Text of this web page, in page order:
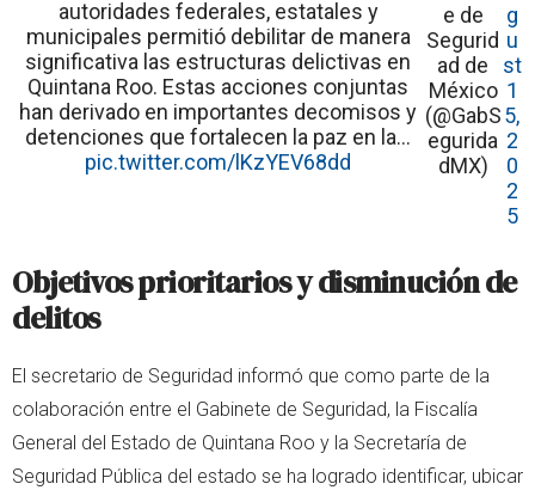
autoridades federales, estatales y
municipales permitió debilitar de manera
significativa las estructuras delictivas en
Quintana Roo. Estas acciones conjuntas
han derivado en importantes decomisos y
detenciones que fortalecen la paz en la…
pic.twitter.com/lKzYEV68dd
e de
Segurid
ad de
México
(@GabS
egurida
dMX)
g
u
st
1
5,
2
0
2
5
Objetivos prioritarios y disminución de
delitos
El secretario de Seguridad informó que como parte de la
colaboración entre el Gabinete de Seguridad, la Fiscalía
General del Estado de Quintana Roo y la Secretaría de
Seguridad Pública del estado se ha logrado identificar, ubicar